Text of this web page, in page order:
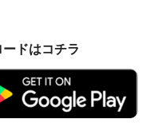
ドはコチラ